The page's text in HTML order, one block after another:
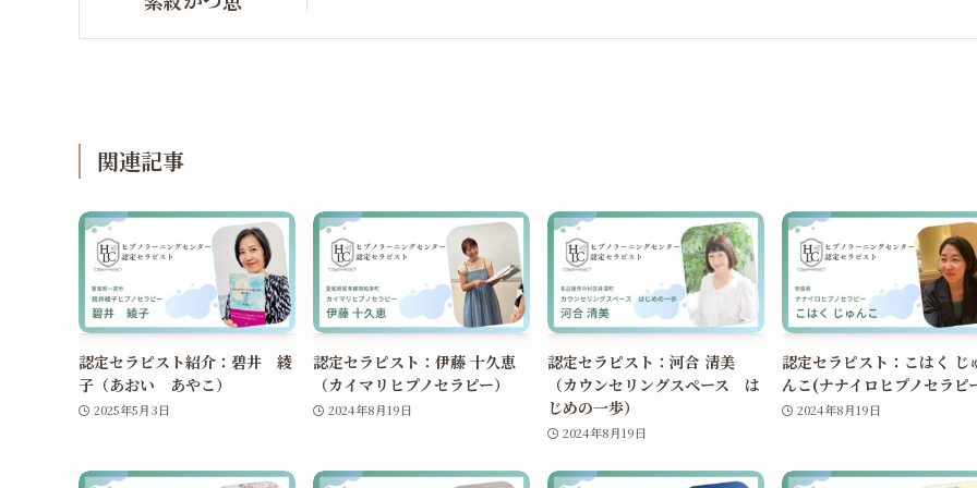
関連記事
認定セラピスト紹介：碧井 綾
子（あおい あやこ）
2025年5月3日
認定セラピスト：伊藤 十久恵
（カイマリヒプノセラピー）
2024年8月19日
認定セラピスト：河合 清美
（カウンセリングスペース は
じめの一歩）
2024年8月19日
認定セラピスト：こはく じ
んこ(ナナイロヒプノセラピ
2024年8月19日